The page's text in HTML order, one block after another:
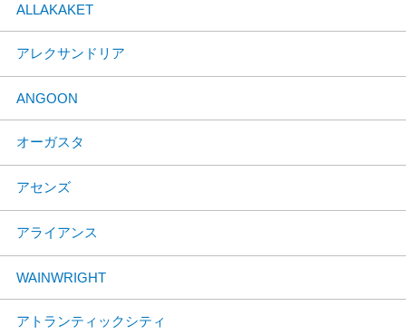
ALLAKAKET
アレクサンドリア
ANGOON
オーガスタ
アセンズ
アライアンス
WAINWRIGHT
アトランティックシティ